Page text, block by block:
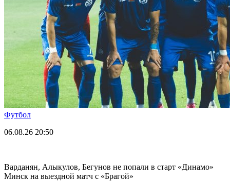
Футбол
06.08.26 20:50
Варданян, Алыкулов, Бегунов не попали в старт «Динамо»
Минск на выездной матч с «Брагой»